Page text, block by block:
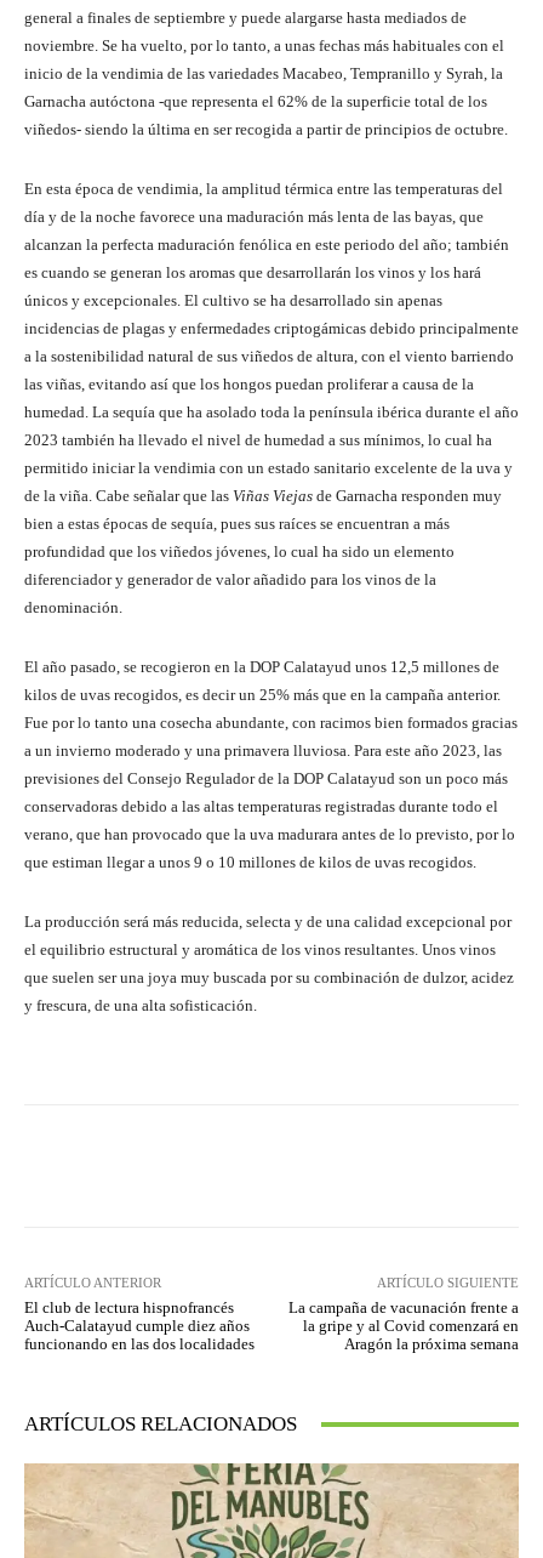
general a finales de septiembre y puede alargarse hasta mediados de
noviembre. Se ha vuelto, por lo tanto, a unas fechas más habituales con el
inicio de la vendimia de las variedades Macabeo, Tempranillo y Syrah, la
Garnacha autóctona -que representa el 62% de la superficie total de los
viñedos- siendo la última en ser recogida a partir de principios de octubre.
En esta época de vendimia, la amplitud térmica entre las temperaturas del
día y de la noche favorece una maduración más lenta de las bayas, que
alcanzan la perfecta maduración fenólica en este periodo del año; también
es cuando se generan los aromas que desarrollarán los vinos y los hará
únicos y excepcionales. El cultivo se ha desarrollado sin apenas
incidencias de plagas y enfermedades criptogámicas debido principalmente
a la sostenibilidad natural de sus viñedos de altura, con el viento barriendo
las viñas, evitando así que los hongos puedan proliferar a causa de la
humedad. La sequía que ha asolado toda la península ibérica durante el año
2023 también ha llevado el nivel de humedad a sus mínimos, lo cual ha
permitido iniciar la vendimia con un estado sanitario excelente de la uva y
de la viña. Cabe señalar que las Viñas Viejas de Garnacha responden muy
bien a estas épocas de sequía, pues sus raíces se encuentran a más
profundidad que los viñedos jóvenes, lo cual ha sido un elemento
diferenciador y generador de valor añadido para los vinos de la
denominación.
El año pasado, se recogieron en la DOP Calatayud unos 12,5 millones de
kilos de uvas recogidos, es decir un 25% más que en la campaña anterior.
Fue por lo tanto una cosecha abundante, con racimos bien formados gracias
a un invierno moderado y una primavera lluviosa. Para este año 2023, las
previsiones del Consejo Regulador de la DOP Calatayud son un poco más
conservadoras debido a las altas temperaturas registradas durante todo el
verano, que han provocado que la uva madurara antes de lo previsto, por lo
que estiman llegar a unos 9 o 10 millones de kilos de uvas recogidos.
La producción será más reducida, selecta y de una calidad excepcional por
el equilibrio estructural y aromática de los vinos resultantes. Unos vinos
que suelen ser una joya muy buscada por su combinación de dulzor, acidez
y frescura, de una alta sofisticación.
ARTÍCULO ANTERIOR
El club de lectura hispnofrancés
Auch-Calatayud cumple diez años
funcionando en las dos localidades
ARTÍCULO SIGUIENTE
La campaña de vacunación frente a
la gripe y al Covid comenzará en
Aragón la próxima semana
ARTÍCULOS RELACIONADOS